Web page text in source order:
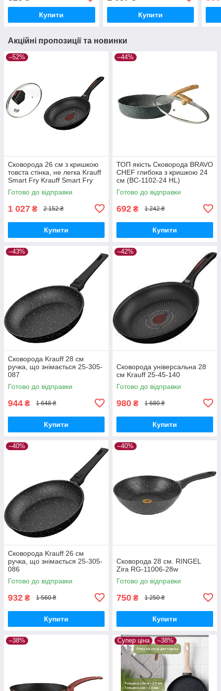
Купити Купити
Акційні пропозиції та новинки
–52%
Сковорода 26 см з кришкою
товста стінка, не легка Krauff
Smart Fry Krauff Smart Fry
88-222-130
Готово до відправки
1 027 ₴ 2 152 ₴
Купити
–44%
ТОП якість Сковорода BRAVO
CHEF глибока з кришкою 24
см (BC-1102-24 HL)
Готово до відправки
692 ₴ 1 242 ₴
Купити
–43%
Сковорода Krauff 28 см
ручка, що знімається 25-305-
087
Готово до відправки
944 ₴ 1 648 ₴
Купити
–42%
Сковорода універсальна 28
см Krauff 25-45-140
Готово до відправки
980 ₴ 1 680 ₴
Купити
–40%
Сковорода Krauff 26 см
ручка, що знімається 25-305-
086
Готово до відправки
932 ₴ 1 560 ₴
Купити
–40%
Сковорода 28 см. RINGEL
Zira RG-11006-28w
Готово до відправки
750 ₴ 1 250 ₴
Купити
–38% Супер ціна –38%